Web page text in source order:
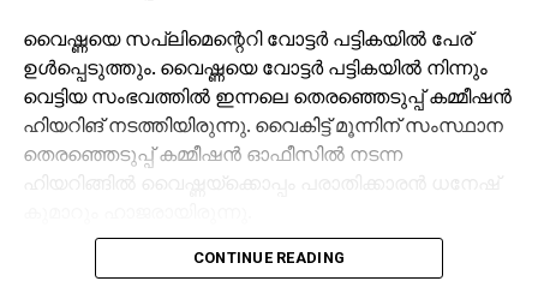
വൈഷ്ണയെ സപ്ലിമെന്റെറി വോട്ടര്‍ പട്ടികയില്‍ പേര്
ഉള്‍പ്പെടുത്തും. വൈഷ്ണയെ വോട്ടര്‍ പട്ടികയില്‍ നിന്നും
വെട്ടിയ സംഭവത്തില്‍ ഇന്നലെ തെരഞ്ഞെടുപ്പ് കമ്മീഷന്‍
ഹിയറിങ് നടത്തിയിരുന്നു. വൈകിട്ട് മൂന്നിന് സംസ്ഥാന
തെരഞ്ഞെടുപ്പ് കമ്മീഷന്‍ ഓഫീസില്‍ നടന്ന
ഹിയറിങ്ങില്‍ വൈഷ്ണയ്‌ക്കൊപ്പം പരാതിക്കാരന്‍ ധനേഷ്
വൈഷ്ണയുടെ ഹരജിയില്‍ ഹൈക്കോടതി നല്‍കിയ
CONTINUE READING